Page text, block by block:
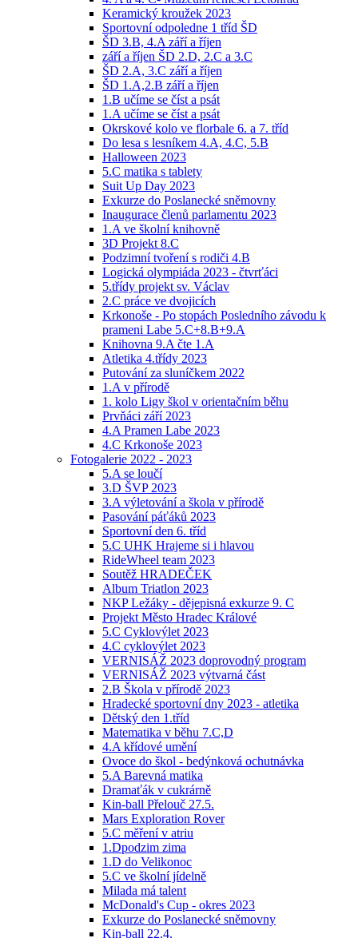
Keramický kroužek 2023
Sportovní odpoledne 1 tříd ŠD
ŠD 3.B, 4.A září a říjen
září a říjen ŠD 2.D, 2.C a 3.C
ŠD 2.A, 3.C září a říjen
ŠD 1.A,2.B září a říjen
1.B učíme se číst a psát
1.A učíme se číst a psát
Okrskové kolo ve florbale 6. a 7. tříd
Do lesa s lesníkem 4.A, 4.C, 5.B
Halloween 2023
5.C matika s tablety
Suit Up Day 2023
Exkurze do Poslanecké sněmovny
Inaugurace členů parlamentu 2023
1.A ve školní knihovně
3D Projekt 8.C
Podzimní tvoření s rodiči 4.B
Logická olympiáda 2023 - čtvrťáci
5.třídy projekt sv. Václav
2.C práce ve dvojicích
Krkonoše - Po stopách Posledního závodu k
prameni Labe 5.C+8.B+9.A
Knihovna 9.A čte 1.A
Atletika 4.třídy 2023
Putování za sluníčkem 2022
1.A v přírodě
1. kolo Ligy škol v orientačním běhu
Prvňáci září 2023
4.A Pramen Labe 2023
4.C Krkonoše 2023
Fotogalerie 2022 - 2023
5.A se loučí
3.D ŠVP 2023
3.A výletování a škola v přírodě
Pasování páťáků 2023
Sportovní den 6. tříd
5.C UHK Hrajeme si i hlavou
RideWheel team 2023
Soutěž HRADEČEK
Album Triatlon 2023
NKP Ležáky - dějepisná exkurze 9. C
Projekt Město Hradec Králové
5.C Cyklovýlet 2023
4.C cyklovýlet 2023
VERNISÁŽ 2023 doprovodný program
VERNISÁŽ 2023 výtvarná část
2.B Škola v přírodě 2023
Hradecké sportovní dny 2023 - atletika
Dětský den 1.tříd
Matematika v běhu 7.C,D
4.A křídové umění
Ovoce do škol - bedýnková ochutnávka
5.A Barevná matika
Dramaťák v cukrárně
Kin-ball Přelouč 27.5.
Mars Exploration Rover
5.C měření v atriu
1.Dpodzim zima
1.D do Velikonoc
5.C ve školní jídelně
Milada má talent
McDonald's Cup - okres 2023
Exkurze do Poslanecké sněmovny
Kin-ball 22.4.